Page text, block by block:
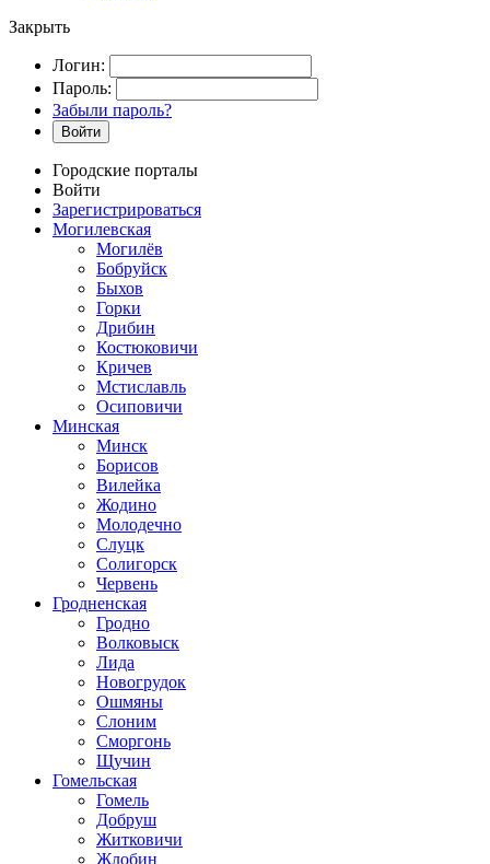
Закрыть
Логин:
Пароль:
Забыли пароль?
Войти
Городские порталы
Войти
Зарегистрироваться
Могилевская
Могилёв
Бобруйск
Быхов
Горки
Дрибин
Костюковичи
Кричев
Мстиславль
Осиповичи
Минская
Минск
Борисов
Вилейка
Жодино
Молодечно
Слуцк
Солигорск
Червень
Гродненская
Гродно
Волковыск
Лида
Новогрудок
Ошмяны
Слоним
Сморгонь
Щучин
Гомельская
Гомель
Добруш
Житковичи
Жлобин